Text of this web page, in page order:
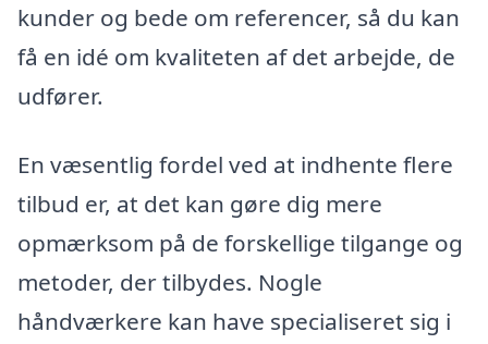
kunder og bede om referencer, så du kan
få en idé om kvaliteten af det arbejde, de
udfører.
En væsentlig fordel ved at indhente flere
tilbud er, at det kan gøre dig mere
opmærksom på de forskellige tilgange og
metoder, der tilbydes. Nogle
håndværkere kan have specialiseret sig i